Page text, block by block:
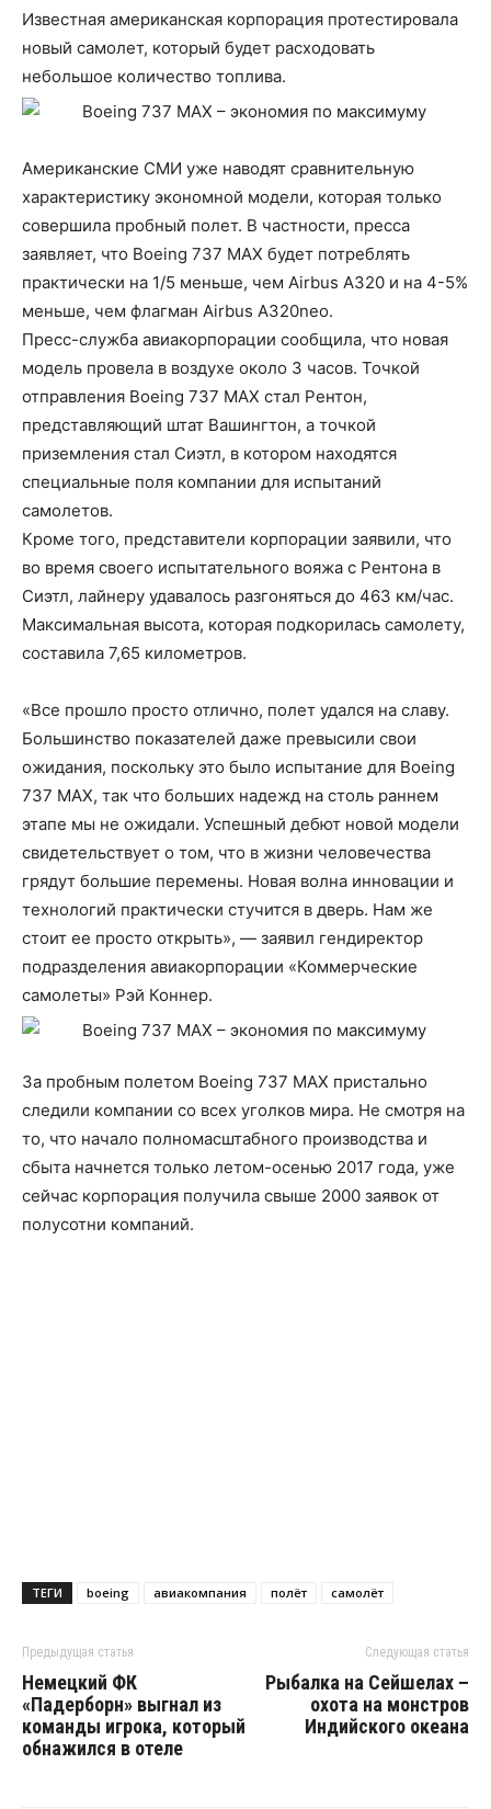
Известная американская корпорация протестировала
новый самолет, который будет расходовать
небольшое количество топлива.
Американские СМИ уже наводят сравнительную
характеристику экономной модели, которая только
совершила пробный полет. В частности, пресса
заявляет, что Boeing 737 MAX будет потреблять
практически на 1/5 меньше, чем Airbus A320 и на 4-5%
меньше, чем флагман Airbus A320neo.
Пресс-служба авиакорпорации сообщила, что новая
модель провела в воздухе около 3 часов. Точкой
отправления Boeing 737 MAX стал Рентон,
представляющий штат Вашингтон, а точкой
приземления стал Сиэтл, в котором находятся
специальные поля компании для испытаний
самолетов.
Кроме того, представители корпорации заявили, что
во время своего испытательного вояжа с Рентона в
Сиэтл, лайнеру удавалось разгоняться до 463 км/час.
Максимальная высота, которая подкорилась самолету,
составила 7,65 километров.
«Все прошло просто отлично, полет удался на славу.
Большинство показателей даже превысили свои
ожидания, поскольку это было испытание для Boeing
737 MAX, так что больших надежд на столь раннем
этапе мы не ожидали. Успешный дебют новой модели
свидетельствует о том, что в жизни человечества
грядут большие перемены. Новая волна инновации и
технологий практически стучится в дверь. Нам же
стоит ее просто открыть», — заявил гендиректор
подразделения авиакорпорации «Коммерческие
самолеты» Рэй Коннер.
За пробным полетом Boeing 737 MAX пристально
следили компании со всех уголков мира. Не смотря на
то, что начало полномасштабного производства и
сбыта начнется только летом-осенью 2017 года, уже
сейчас корпорация получила свыше 2000 заявок от
полусотни компаний.
ТЕГИ boeing авиакомпания полёт самолёт
Предыдущая статья
Немецкий ФК
«Падерборн» выгнал из
команды игрока, который
обнажился в отеле
Следующая статья
Рыбалка на Сейшелах –
охота на монстров
Индийского океана